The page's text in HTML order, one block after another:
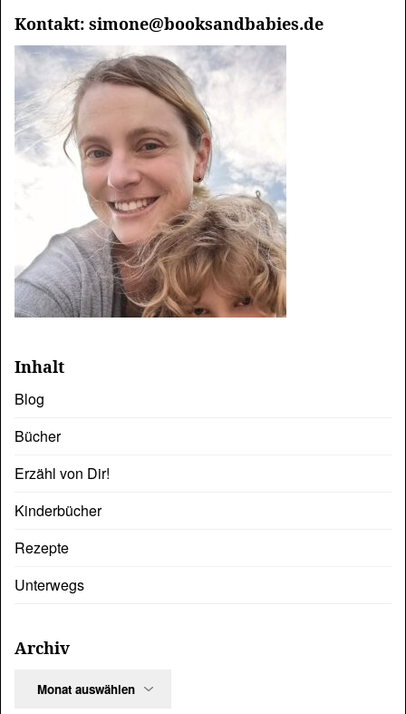
Kontakt: simone@booksandbabies.de
Inhalt
Blog
Bücher
Erzähl von Dir!
Kinderbücher
Rezepte
Unterwegs
Archiv